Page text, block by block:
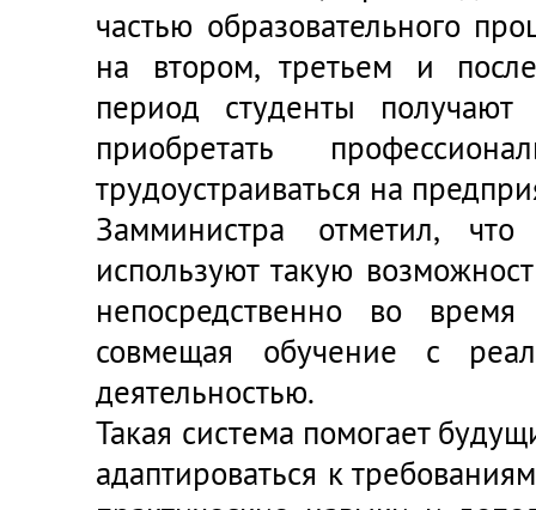
частью образовательного
на втором, третьем и
период студенты
приобретать
трудоустраиваться на
Замминистра отметил,
используют такую
непосредственно во
совмещая обучение с
деятельностью.
Такая система помогает
адаптироваться к